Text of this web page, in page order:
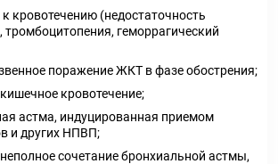
кровотечению (недостаточность
тромбоцитопения, геморрагический
поражение ЖКТ в фазе обострения;
кровотечение;
астма, индуцированная приемом
и других НПВП;
сочетание бронхиальной астмы,